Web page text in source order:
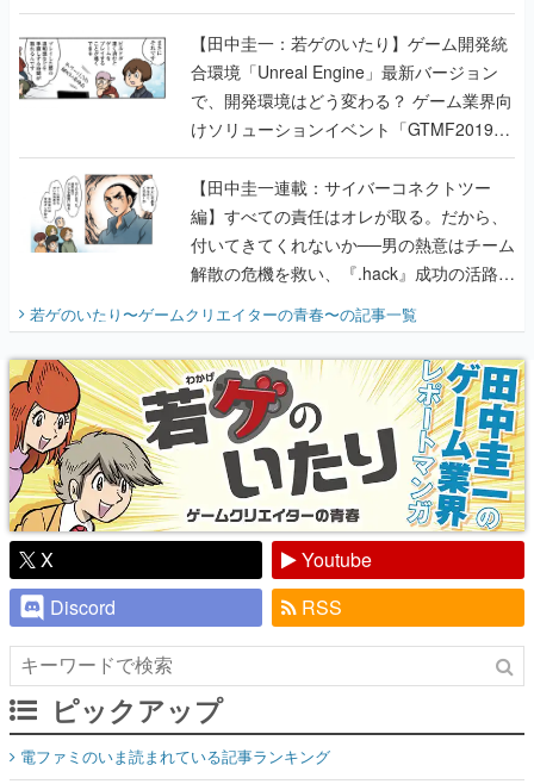
のいたり】
【田中圭一：若ゲのいたり】ゲーム開発統
合環境「Unreal Engine」最新バージョン
で、開発環境はどう変わる？ ゲーム業界向
けソリューションイベント「GTMF2019」
に行って、より理解を深めよう【PR】
【田中圭一連載：サイバーコネクトツー
編】すべての責任はオレが取る。だから、
付いてきてくれないか──男の熱意はチーム
解散の危機を救い、『.hack』成功の活路を
開く。業界の快男児・松山 洋に流れる血は
『少年ジャンプ』色だった【若ゲのいた
り】
若ゲのいたり〜ゲームクリエイターの青春〜の記事一覧
X
Youtube
Discord
RSS
ピックアップ
電ファミのいま読まれている記事ランキング